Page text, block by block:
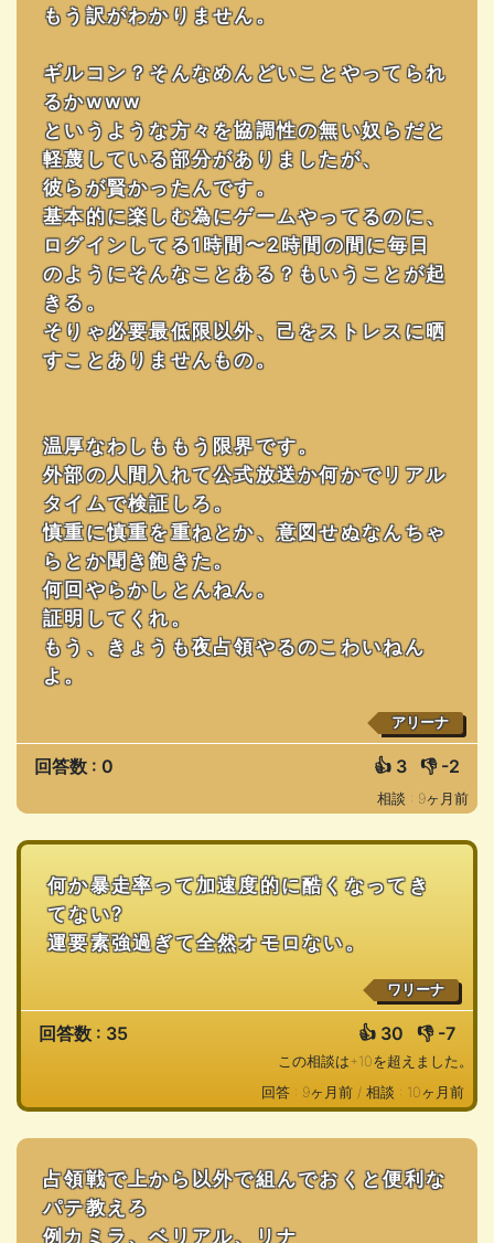
もう訳がわかりません。
ギルコン？そんなめんどいことやってられ
るかwww
というような方々を協調性の無い奴らだと
軽蔑している部分がありましたが、
彼らが賢かったんです。
基本的に楽しむ為にゲームやってるのに、
ログインしてる1時間〜2時間の間に毎日
のようにそんなことある？もいうことが起
きる。
そりゃ必要最低限以外、己をストレスに晒
すことありませんもの。
温厚なわしももう限界です。
外部の人間入れて公式放送か何かでリアル
タイムで検証しろ。
慎重に慎重を重ねとか、意図せぬなんちゃ
らとか聞き飽きた。
何回やらかしとんねん。
証明してくれ。
もう、きょうも夜占領やるのこわいねん
よ。
アリーナ
回答数 : 0 👍 3 👎 -2
相談 : 9ヶ月前
何か暴走率って加速度的に酷くなってき
てない?
運要素強過ぎて全然オモロない。
ワリーナ
回答数 : 35 👍 30 👎 -7
この相談は+10を超えました。
回答 : 9ヶ月前 / 相談 : 10ヶ月前
占領戦で上から以外で組んでおくと便利な
パテ教えろ
例カミラ、ベリアル、リナ